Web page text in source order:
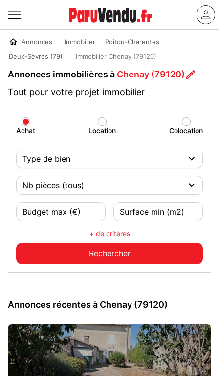
Annonces Immobilier
Poitou-Charentes
Deux-Sèvres (79)
Immobilier Chenay (79120)
Annonces immobilières à Chenay (79120)
Tout pour votre projet immobilier
Achat Location Colocation
+ de critères
Annonces récentes à Chenay (79120)